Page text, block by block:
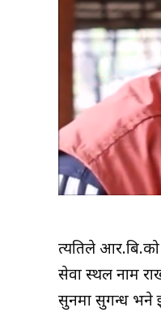
त्यतिले
सेवा स्थल नाम
सुनमा सुगन्ध भने